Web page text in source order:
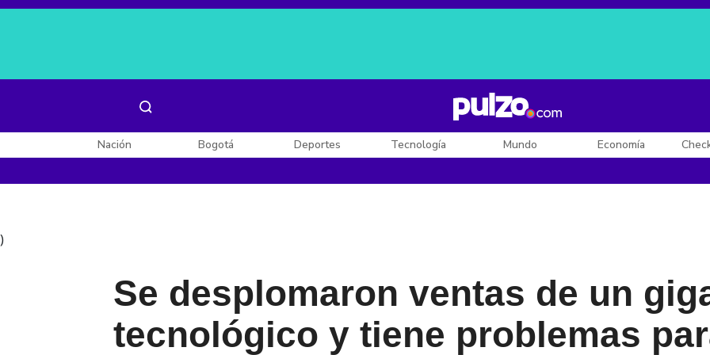
Posesión de De la Espriella
Nación Bogotá Deportes Tecnología Mundo Economía
)
Se desplomaron ventas de un
tecnológico y tiene problemas